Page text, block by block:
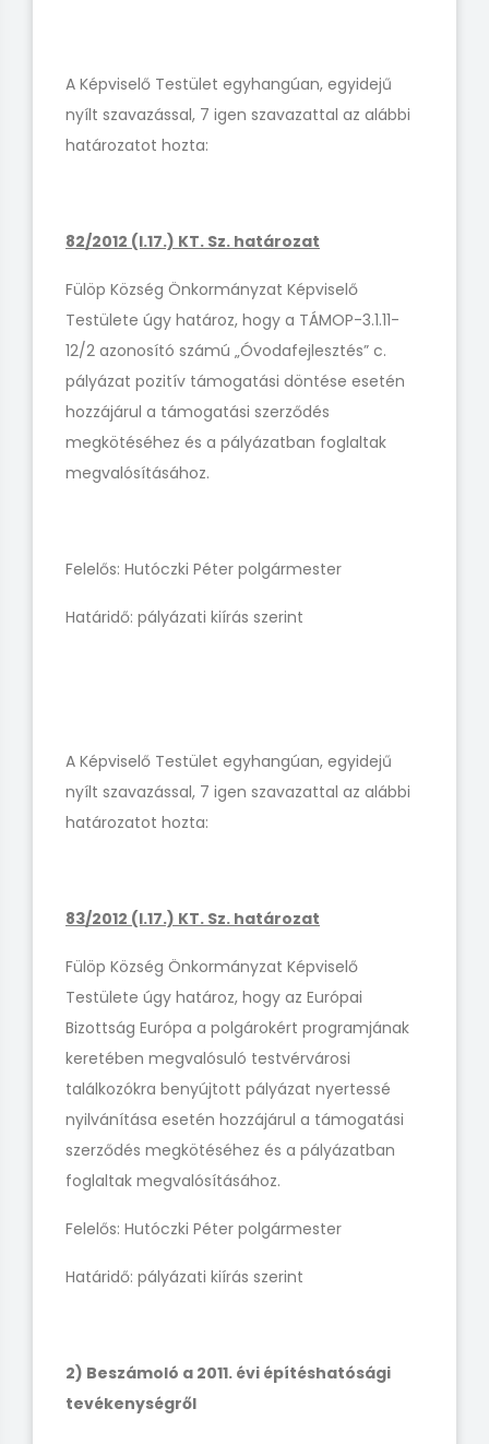
A Képviselő Testület egyhangúan, egyidejű
nyílt szavazással, 7 igen szavazattal az alábbi
határozatot hozta:
82/2012 (I.17.) KT. Sz. határozat
Fülöp Község Önkormányzat Képviselő
Testülete úgy határoz, hogy a TÁMOP-3.1.11-
12/2 azonosító számú „Óvodafejlesztés” c.
pályázat pozitív támogatási döntése esetén
hozzájárul a támogatási szerződés
megkötéséhez és a pályázatban foglaltak
megvalósításához.
Felelős: Hutóczki Péter polgármester
Határidő: pályázati kiírás szerint
A Képviselő Testület egyhangúan, egyidejű
nyílt szavazással, 7 igen szavazattal az alábbi
határozatot hozta:
83/2012 (I.17.) KT. Sz. határozat
Fülöp Község Önkormányzat Képviselő
Testülete úgy határoz, hogy az Európai
Bizottság Európa a polgárokért programjának
keretében megvalósuló testvérvárosi
találkozókra benyújtott pályázat nyertessé
nyilvánítása esetén hozzájárul a támogatási
szerződés megkötéséhez és a pályázatban
foglaltak megvalósításához.
Felelős: Hutóczki Péter polgármester
Határidő: pályázati kiírás szerint
2) Beszámoló a 2011. évi építéshatósági
tevékenységről